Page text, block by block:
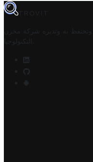
TROVIT
به وتديره
شركة مخزن
التكنولوجيا